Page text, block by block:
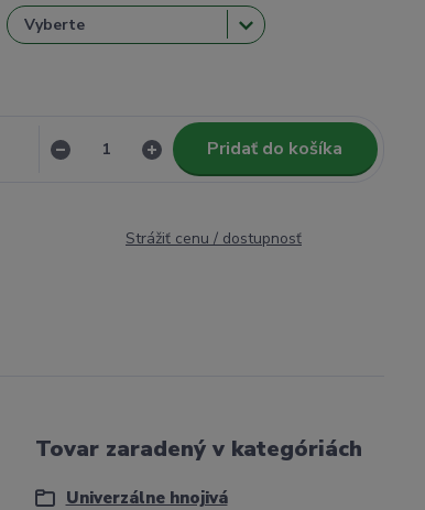
Pridať do košíka
Strážiť cenu / dostupnosť
Tovar zaradený v kategóriách
Univerzálne hnojivá